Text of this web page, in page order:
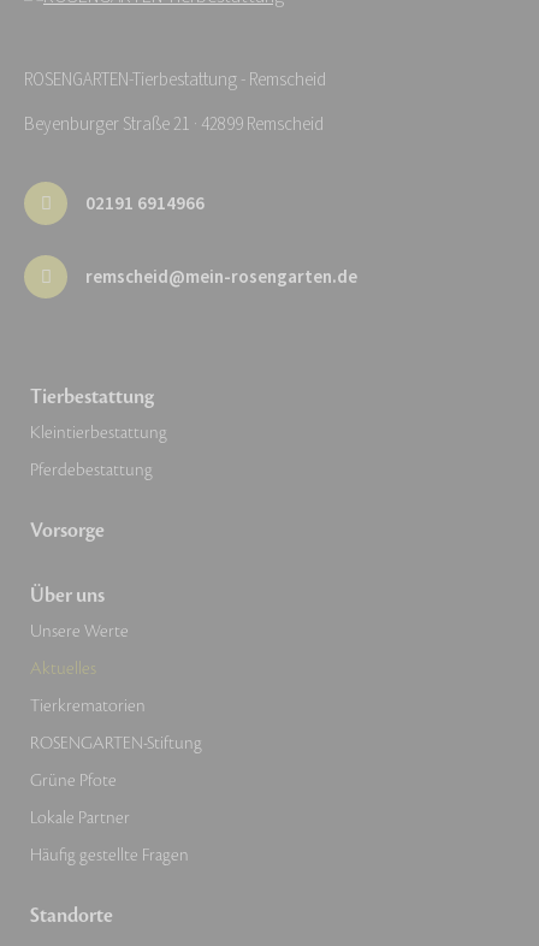
ROSENGARTEN-Tierbestattung - Remscheid
Beyenburger Straße 21 · 42899 Remscheid
02191 6914966
remscheid@mein-rosengarten.de
Tierbestattung
Kleintierbestattung
Pferdebestattung
Vorsorge
Über uns
Unsere Werte
Aktuelles
Tierkrematorien
ROSENGARTEN-Stiftung
Grüne Pfote
Lokale Partner
Häufig gestellte Fragen
Standorte